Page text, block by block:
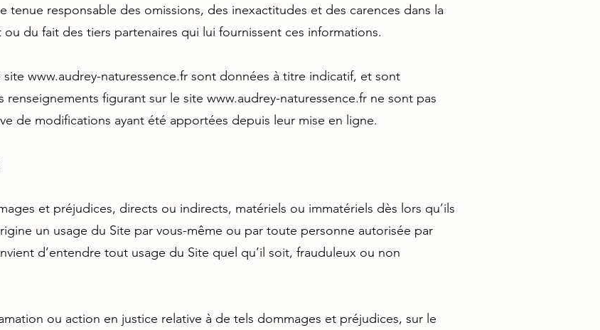
tenue responsable des omissions, des inexactitudes et des carences dans la
ou du fait des tiers partenaires qui lui fournissent ces informations.
site www.audrey-naturessence.fr sont données à titre indicatif, et sont
renseignements figurant sur le site www.audrey-naturessence.fr ne sont pas
de modifications ayant été apportées depuis leur mise en ligne.
et préjudices, directs ou indirects, matériels ou immatériels dès lors qu’ils
un usage du Site par vous-même ou par toute personne autorisée par
d’entendre tout usage du Site quel qu’il soit, frauduleux ou non
ou action en justice relative à de tels dommages et préjudices, sur le